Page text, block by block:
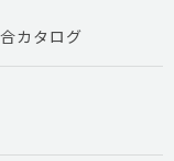
カタログ